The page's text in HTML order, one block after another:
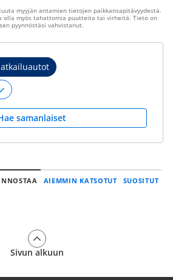
myyjän antamien tietojen paikkansapitävyydestä.
olla myös tahattomia puutteita tai virheitä. Tieto on
pyynnöstäsi vahvistanut.
samanlaiset
AIEMMIN KATSOTUT SUOSITUT
Sivun alkuun